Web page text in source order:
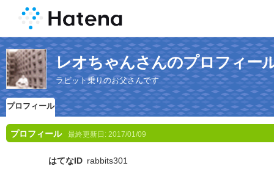
レオちゃんさんのプロフィー
ラビット乗りのお父さんです
プロフィール
プロフィール 最終更新日: 2017/01/09
はてなID rabbits301